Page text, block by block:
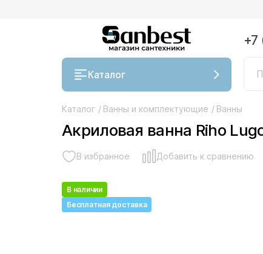
Каталог
+7
Каталог / Ванны и комплектующие / Ванны
Акриловая ванна Riho
В избранное Добавить к сравнению
В наличии
Бесплатная доставка